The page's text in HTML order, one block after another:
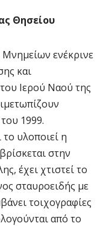
Θησείου
ενέκρινε
και
Ιερού Ναού της
1999.
υλοποιεί η
στην
έχει χτιστεί το
σταυροειδής με
τοιχογραφίες
από το